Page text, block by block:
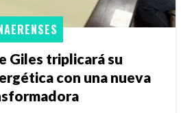
Giles triplicará su
con una nueva